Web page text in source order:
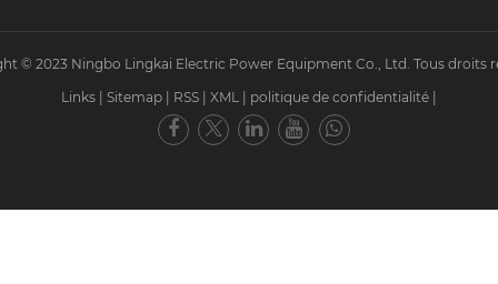
© 2023 Ningbo Lingkai Electric Power Equipment Co., Ltd. Tous droits
Links
Sitemap RSS XML politique de confidentialité